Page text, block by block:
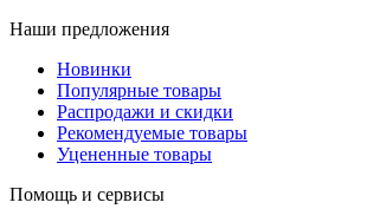
Наши предложения
Новинки
Популярные товары
Распродажи и скидки
Рекомендуемые товары
Уцененные товары
Помощь и сервисы